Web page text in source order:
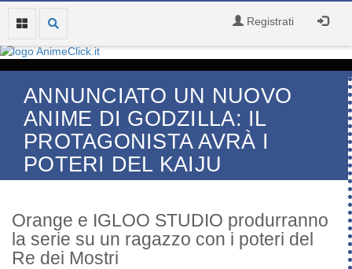
Registrati
ANNUNCIATO UN NUOVO
ANIME DI GODZILLA: IL
PROTAGONISTA AVRÀ I
POTERI DEL KAIJU
Orange e IGLOO STUDIO produrranno
la serie su un ragazzo con i poteri del
Re dei Mostri